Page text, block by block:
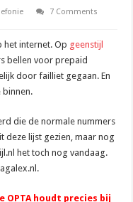
7 Comments
internet. Op geenstijl
bellen voor prepaid
door failliet gegaan. En
binnen.
die de normale nummers
deze lijst gezien, maar nog
het toch nog vandaag.
OPTA houdt precies bij